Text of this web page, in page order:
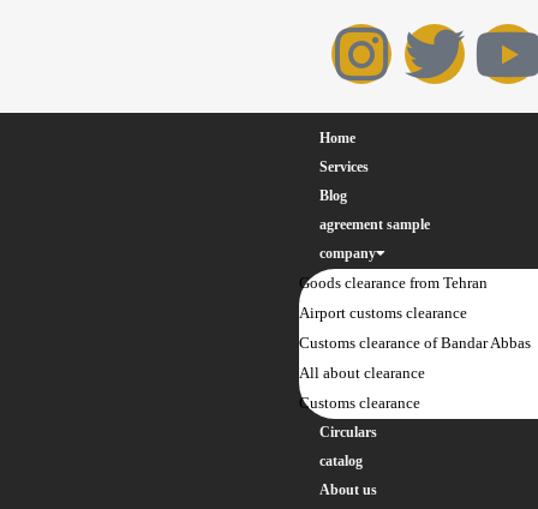
Home
Services
Blog
agreement sample
company
Goods clearance from Tehran
Airport customs clearance
Customs clearance of Bandar Abbas
All about clearance
Customs clearance
Circulars
catalog
About us